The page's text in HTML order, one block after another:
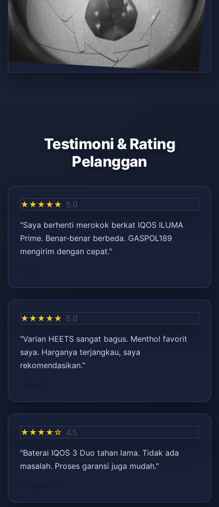
Testimoni & Rating
Pelanggan
★★★★★ 5.0
"Saya berhenti merokok berkat IQOS ILUMA
Prime. Benar-benar berbeda. GASPOL189
mengirim dengan cepat."
★★★★★ 5.0
"Varian HEETS sangat bagus. Menthol favorit
saya. Harganya terjangkau, saya
rekomendasikan."
★★★★☆ 4.5
"Baterai IQOS 3 Duo tahan lama. Tidak ada
masalah. Proses garansi juga mudah."